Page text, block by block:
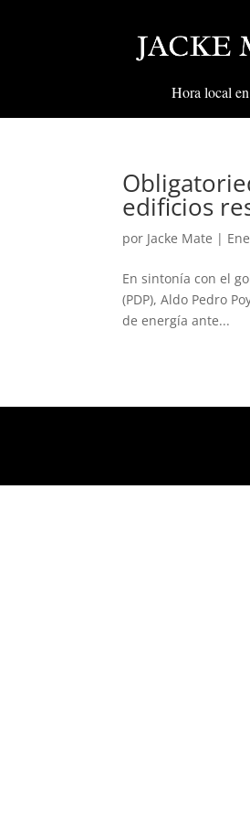
Hora local
edificios
por Jacke Mate |
En sintonía con el
(PDP), Aldo Pedro
de energía ante...